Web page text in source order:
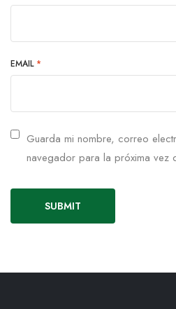
EMAIL *
Guarda mi nombre, correo
navegador para la próxima vez